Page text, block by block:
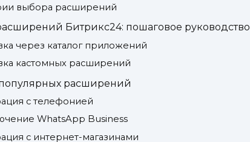
выбора расширений
Битрикс24: пошаговое руководство
через каталог приложений
кастомных расширений
расширений
с телефонией
WhatsApp Business
с интернет-магазинами